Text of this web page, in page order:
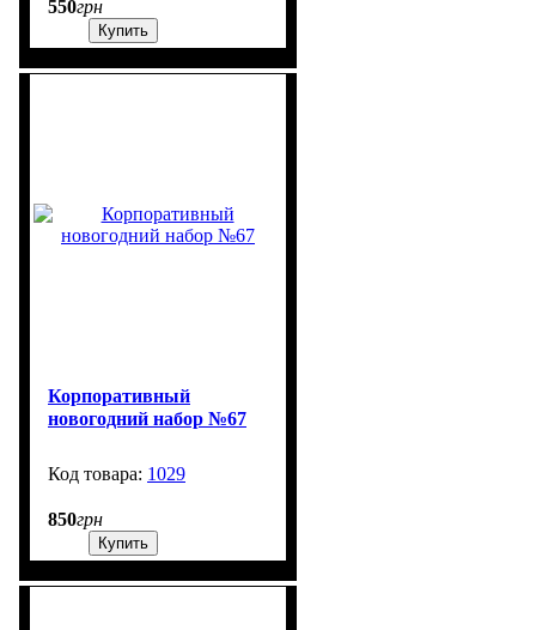
550грн
Купить
Корпоративный
новогодний набор №67
1029
850грн
Купить